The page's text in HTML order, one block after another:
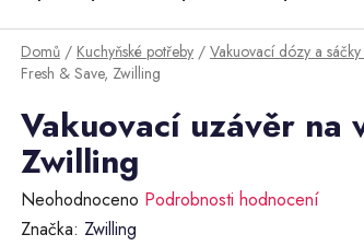
Domů / Kuchyňské potřeby / Vakuovací dózy a
Fresh & Save, Zwilling
Vakuovací uzávěr na
Zwilling
Průměrné
hodnocení
Neohodnoceno Podrobnosti hodnocení
Značka: Zwilling